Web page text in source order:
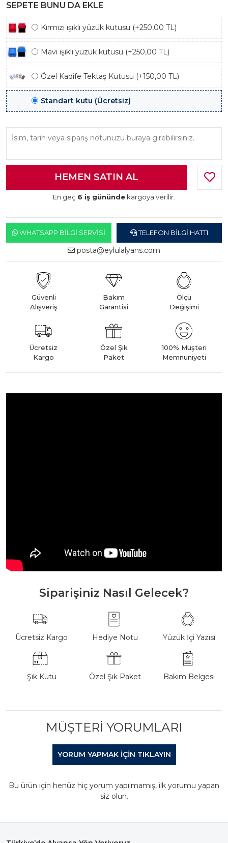
SEPETE BUNU DA EKLE
Kırmızı ışıklı yüzük kutusu (+250,00 TL)
Mavi ışıklı yüzük kutusu (+250,00 TL)
Özel Kadife Tektaş Kutusu (+150,00 TL)
Standart kutu (Ücretsiz)
En geç 6 iş gününde kargoya verilir.
WHATSAPP BILGI SERVISI TELEFON BILGI HATTI
posta@eylulalyans.com
Güvenli
Alışveriş
Bakım
Garantisi
Ölçü
Değişimi
Ücretsiz
Kargo
Özel Şık
Paket
100% Müşteri
Memnuniyeti
Siparişiniz Nasıl Gelecek?
Ücretsiz Kargo Hediye Notu Yüzük İçi Yazısı
Şık Kutu Özel Şık Paket Bakım Belgesi
MÜŞTERI YORUMLARI
YORUM YAPMAK IÇIN TIKLAYIN
Bu ürün için henüz hiç yorum yapılmamış, ilk yorumu yapan
siz olun.